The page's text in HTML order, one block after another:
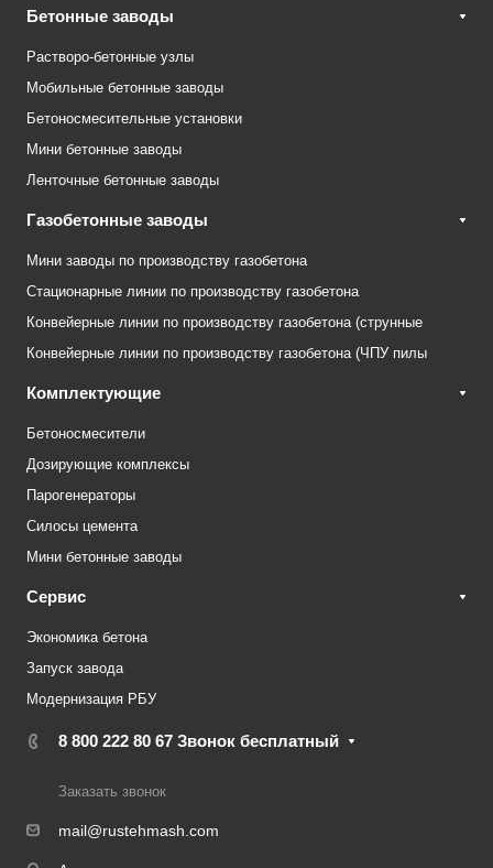
Бетонные заводы
Растворо-бетонные узлы
Мобильные бетонные заводы
Бетоносмесительные установки
Мини бетонные заводы
Ленточные бетонные заводы
Газобетонные заводы
Мини заводы по производству газобетона
Стационарные линии по производству газобетона
Конвейерные линии по производству газобетона (струнные
Конвейерные линии по производству газобетона (ЧПУ пилы
Комплектующие
Бетоносмесители
Дозирующие комплексы
Парогенераторы
Силосы цемента
Мини бетонные заводы
Сервис
Экономика бетона
Запуск завода
Модернизация РБУ
8 800 222 80 67 Звонок бесплатный
Заказать звонок
mail@rustehmash.com